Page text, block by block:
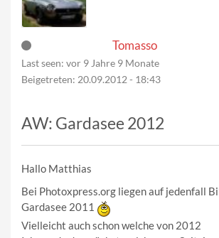
Tomasso
Last seen: vor 9 Jahre 9 Monate
Beigetreten: 20.09.2012 - 18:43
AW: Gardasee 2012
Hallo Matthias
Bei Photoxpress.org liegen auf jedenfall
Gardasee 2011
Vielleicht auch schon welche von 2012